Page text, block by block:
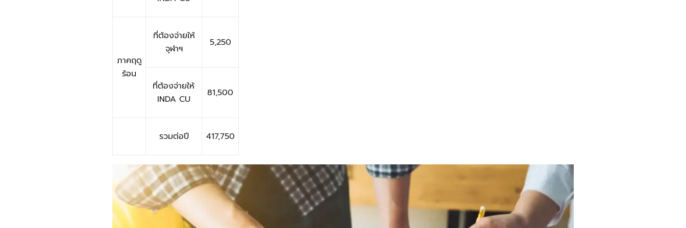
ภาคฤดู
ร้อน
ที่ต้องจ่ายให้
จุฬาฯ
5,250
ที่ต้องจ่ายให้
INDA CU
81,500
รวมต่อปี 417,750